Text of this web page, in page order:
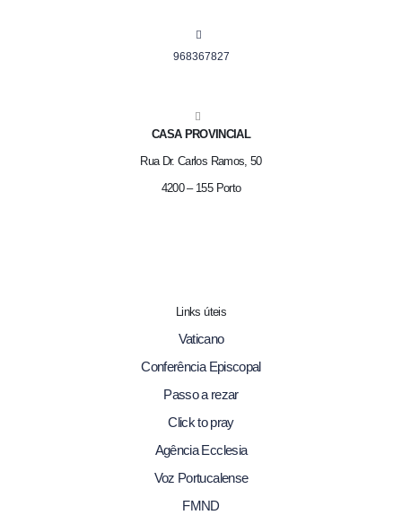
968367827
CASA PROVINCIAL
Rua Dr. Carlos Ramos, 50
4200 – 155 Porto
Links úteis
Vaticano
Conferência Episcopal
Passo a rezar
Click to pray
Agência Ecclesia
Voz Portucalense
FMND